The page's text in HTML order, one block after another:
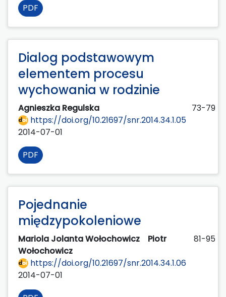
PDF
Dialog podstawowym
elementem procesu
wychowania w rodzinie
Agnieszka Regulska
73-79
https://doi.org/10.21697/snr.2014.34.1.05
2014-07-01
PDF
Pojednanie
międzypokoleniowe
Mariola Jolanta Wołochowicz
Piotr
Wołochowicz
81-95
https://doi.org/10.21697/snr.2014.34.1.06
2014-07-01